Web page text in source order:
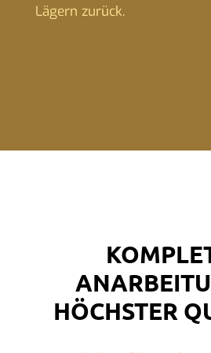
Lägern zurück.
HÖCHSTER